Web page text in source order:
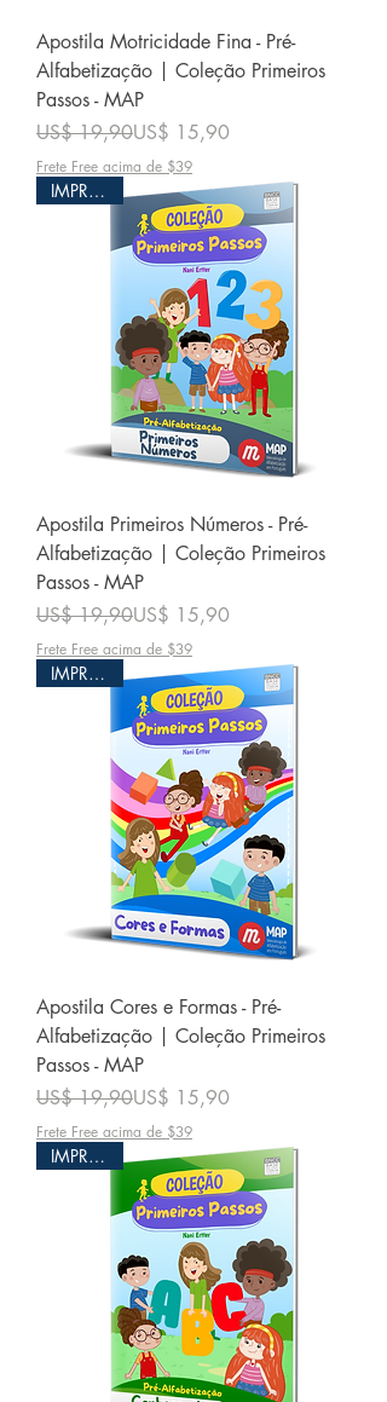
Apostila Motricidade Fina - Pré-
Alfabetização | Coleção Primeiros
Passos - MAP
Preço normal
US$ 19,90
Preço promocional
US$ 15,90
Frete Free acima de $39
IMPRESSO
Apostila Primeiros Números - Pré-
Alfabetização | Coleção Primeiros
Passos - MAP
Preço normal
US$ 19,90
Preço promocional
US$ 15,90
Frete Free acima de $39
IMPRESSO
Apostila Cores e Formas - Pré-
Alfabetização | Coleção Primeiros
Passos - MAP
Preço normal
US$ 19,90
Preço promocional
US$ 15,90
Frete Free acima de $39
IMPRESSO